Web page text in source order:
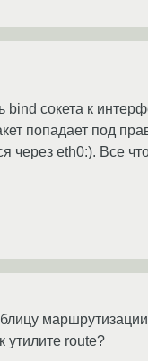
сокета к
попадает под
eth0:). Все
утилите route?